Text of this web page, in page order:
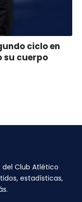
ciclo en
su cuerpo
del Club Atlético
estadísticas,